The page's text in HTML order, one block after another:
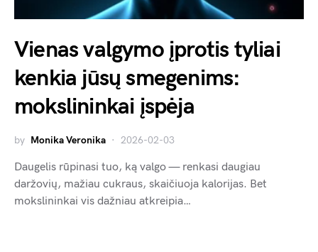
Vienas valgymo įprotis tyliai
kenkia jūsų smegenims:
mokslininkai įspėja
by Monika Veronika 2026-02-03
Daugelis rūpinasi tuo, ką valgo — renkasi daugiau
daržovių, mažiau cukraus, skaičiuoja kalorijas. Bet
mokslininkai vis dažniau atkreipia…